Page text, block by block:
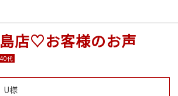
店♡お客様のお声
40代
U様